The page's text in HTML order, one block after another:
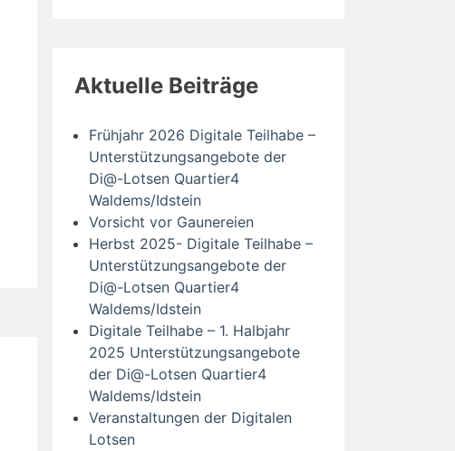
Aktuelle Beiträge
Frühjahr 2026 Digitale Teilhabe –
Unterstützungsangebote der
Di@-Lotsen Quartier4
Waldems/Idstein
Vorsicht vor Gaunereien
Herbst 2025- Digitale Teilhabe –
Unterstützungsangebote der
Di@-Lotsen Quartier4
Waldems/Idstein
Digitale Teilhabe – 1. Halbjahr
2025 Unterstützungsangebote
der Di@-Lotsen Quartier4
Waldems/Idstein
Veranstaltungen der Digitalen
Lotsen